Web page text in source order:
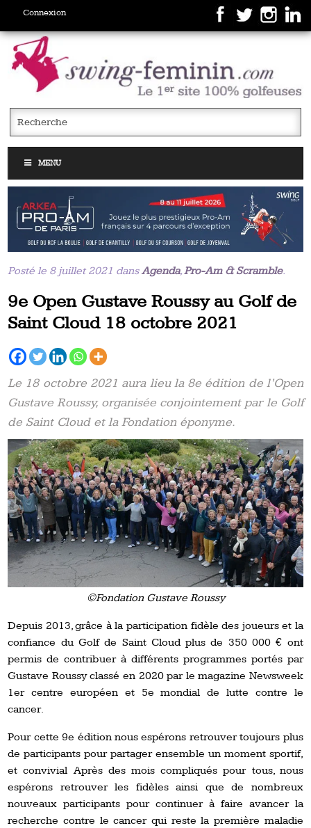
Connexion
MENU
Posté le 8 juillet 2021 dansAgenda,Pro-Am & Scramble.
9e Open Gustave Roussy au Golf de
Saint Cloud 18 octobre 2021
Le 18 octobre 2021 aura lieu la 8e édition de l’Open
Gustave Roussy, organisée conjointement par le Golf
de Saint Cloud et la Fondation éponyme.
©Fondation Gustave Roussy
Depuis 2013, grâce à la participation fidèle des joueurs et la
confiance du Golf de Saint Cloud plus de 350 000 € ont
permis de contribuer à différents programmes portés par
Gustave Roussy classé en 2020 par le magazine Newsweek
1er centre européen et 5e mondial de lutte contre le
cancer.
Pour cette 9e édition nous espérons retrouver toujours plus
de participants pour partager ensemble un moment sportif,
et convivial Après des mois compliqués pour tous, nous
espérons retrouver les fidèles ainsi que de nombreux
nouveaux participants pour continuer à faire avancer la
recherche contre le cancer qui reste la première maladie